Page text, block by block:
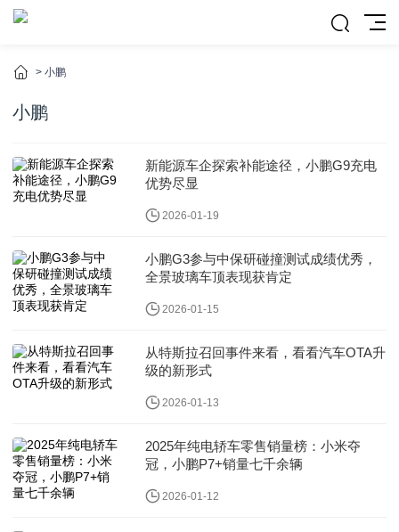
> 小鹏
小鹏
新能源车企探索补能途径，小鹏G9充电
优势尽显
2026-01-19
小鹏G3参与中保研碰撞测试成绩优秀，
全景玻璃车顶表现获肯定
2026-01-15
从特斯拉召回事件来看，看看汽车OTA升
级的新形式
2026-01-13
2025年纯电轿车零售销量榜：小米夺
冠，小鹏P7+销量七千余辆
2026-01-12